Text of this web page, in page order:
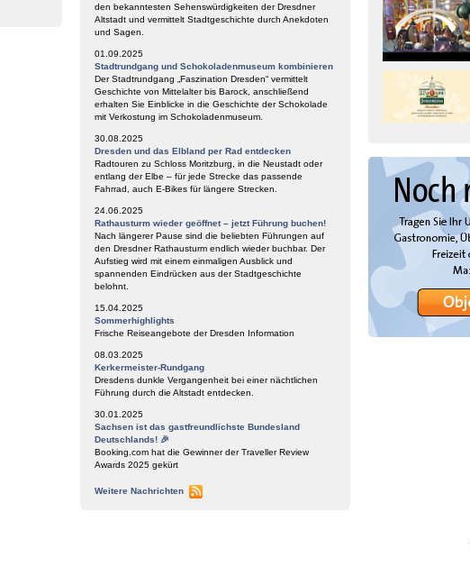
den bekanntesten Sehenswürdigkeiten der Dresdner
Altstadt und vermittelt Stadtgeschichte durch Anekdoten
und Sagen.
01.09.2025
Stadtrundgang und Schokoladenmuseum kombinieren
Der Stadtrundgang „Faszination Dresden“ vermittelt
Geschichte von Mittelalter bis Barock, anschließend
erhalten Sie Einblicke in die Geschichte der Schokolade
mit Verkostung im Schokoladenmuseum.
30.08.2025
Dresden und das Elbland per Rad entdecken
Radtouren zu Schloss Moritzburg, in die Neustadt oder
entlang der Elbe – für jede Strecke das passende
Fahrrad, auch E-Bikes für längere Strecken.
24.06.2025
Rathausturm wieder geöffnet – jetzt Führung buchen!
Nach längerer Pause sind die beliebten Führungen auf
den Dresdner Rathausturm endlich wieder buchbar. Der
Aufstieg wird mit einem einmaligen Ausblick und
spannenden Eindrücken aus der Stadtgeschichte
belohnt.
15.04.2025
Sommerhighlights
Frische Reiseangebote der Dresden Information
08.03.2025
Kerkermeister-Rundgang
Dresdens dunkle Vergangenheit bei einer nächtlichen
Führung durch die Altstadt entdecken.
30.01.2025
Sachsen ist das gastfreundlichste Bundesland
Deutschlands! 🎉
Booking.com hat die Gewinner der Traveller Review
Awards 2025 gekürt
Weitere Nachrichten